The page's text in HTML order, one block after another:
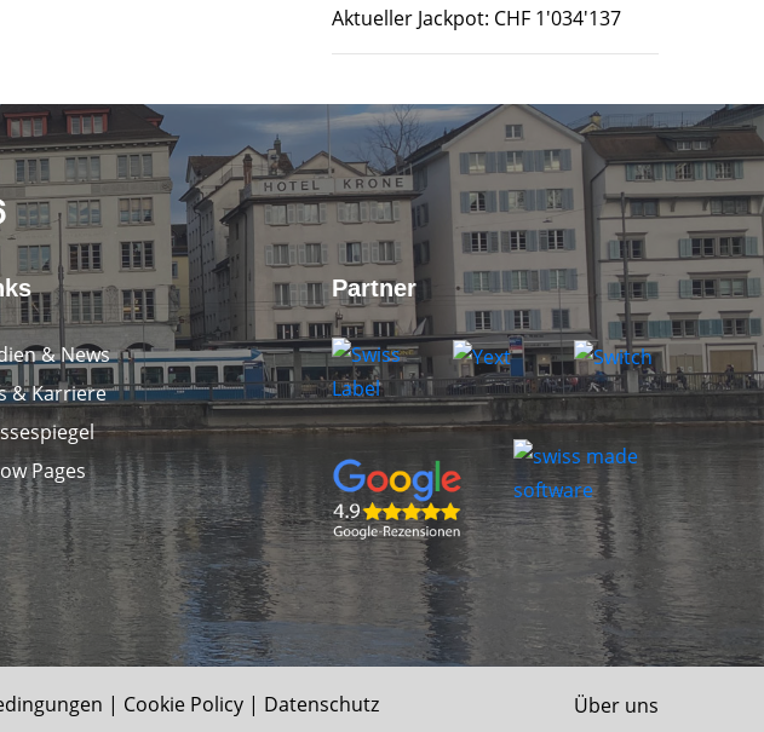
Aktueller Jackpot: CHF 1'034'137
& News
& Karriere
Pages
Partner
| Cookie Policy | Datenschutz Über uns